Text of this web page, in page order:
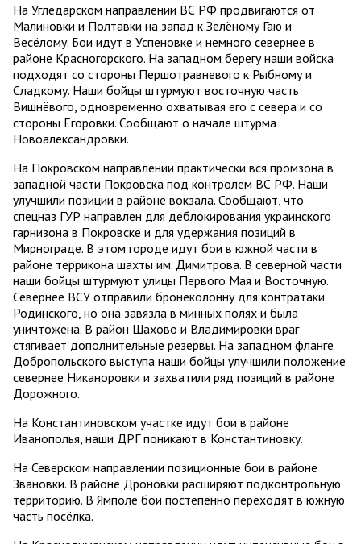
На Угледарском направлении ВС РФ продвигаются от
Малиновки и Полтавки на запад к Зелёному Гаю и
Весёлому. Бои идут в Успеновке и немного севернее в
районе Красногорского. На западном берегу наши войска
подходят со стороны Першотравневого к Рыбному и
Сладкому. Наши бойцы штурмуют восточную часть
Вишнёвого, одновременно охватывая его с севера и со
стороны Егоровки. Сообщают о начале штурма
Новоалександровки.
На Покровском направлении практически вся промзона в
западной части Покровска под контролем ВС РФ. Наши
улучшили позиции в районе вокзала. Сообщают, что
спецназ ГУР направлен для деблокирования украинского
гарнизона в Покровске и для удержания позиций в
Мирнограде. В этом городе идут бои в южной части в
районе террикона шахты им. Димитрова. В северной части
наши бойцы штурмуют улицы Первого Мая и Восточную.
Севернее ВСУ отправили бронеколонну для контратаки
Родинского, но она завязла в минных полях и была
уничтожена. В район Шахово и Владимировки враг
стягивает дополнительные резервы. На западном фланге
Добропольского выступа наши бойцы улучшили положение
севернее Никаноровки и захватили ряд позиций в районе
Дорожного.
На Константиновском участке идут бои в районе
Иванополья, наши ДРГ поникают в Константиновку.
На Северском направлении позиционные бои в районе
Звановки. В районе Дроновки расширяют подконтрольную
территорию. В Ямполе бои постепенно переходят в южную
часть посёлка.